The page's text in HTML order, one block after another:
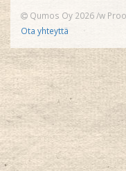
Qumos Oy 2026/w
Ota yhteyttä